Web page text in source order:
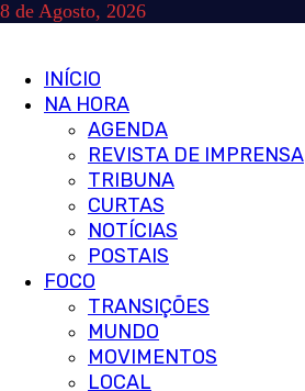
Skip
8 de Agosto, 2026
Primary
Menu
INÍCIO
NA HORA
AGENDA
REVISTA DE IMPRENSA
TRIBUNA
CURTAS
NOTÍCIAS
POSTAIS
FOCO
TRANSIÇÕES
MUNDO
MOVIMENTOS
LOCAL